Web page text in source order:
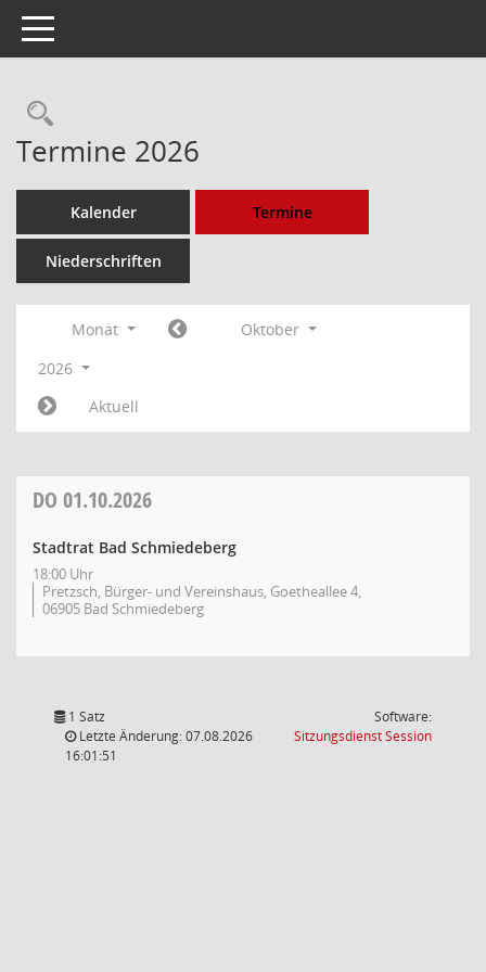
Toggle navigation
Rechercheauswahl
Termine 2026
Kalender Termine
Niederschriften
Monat
Oktober
2026
Aktuell
DO 01.10.2026
Stadtrat Bad Schmiedeberg
18:00 Uhr
Pretzsch, Bürger- und Vereinshaus, Goetheallee 4,
06905 Bad Schmiedeberg
1 Satz
Letzte Änderung: 07.08.2026
16:01:51
Software:
SitzungsdienstSession(Wird in